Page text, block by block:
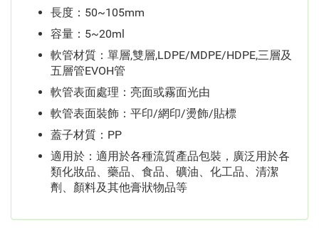
長度：50~105mm
容量：5~20ml
軟管材質：單層,雙層,LDPE/MDPE/HDPE,三層及
五層管EVOH管
軟管表面處理：亮面或霧面光由
軟管表面裝飾：平印/網印/燙飾/貼標
蓋子材質：PP
適用於：適用於各種流質產品包裝，廣泛用於各
類化妝品、藥品、食品、礦油、化工品、清潔
劑、顏料及其他膏狀物品等